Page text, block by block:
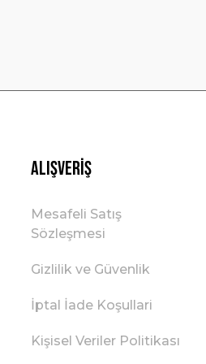
Alışveriş
Mesafeli Satış
Sözleşmesi
Gizlilik ve Güvenlik
İptal İade Koşullari
Kişisel Veriler Politikası